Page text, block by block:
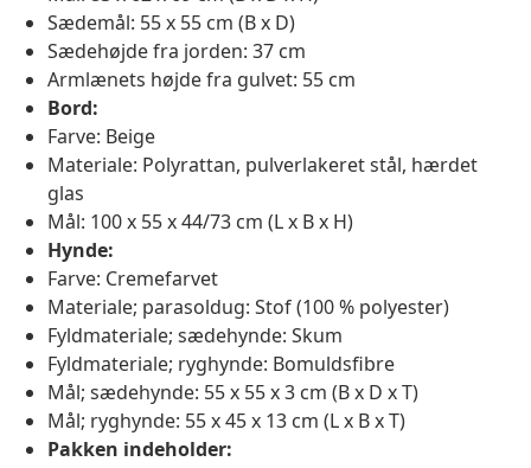
Sædemål: 55 x 55 cm (B x D)
Sædehøjde fra jorden: 37 cm
Armlænets højde fra gulvet: 55 cm
Bord:
Farve: Beige
Materiale: Polyrattan, pulverlakeret stål, hærdet
glas
Mål: 100 x 55 x 44/73 cm (L x B x H)
Hynde:
Farve: Cremefarvet
Materiale; parasoldug: Stof (100 % polyester)
Fyldmateriale; sædehynde: Skum
Fyldmateriale; ryghynde: Bomuldsfibre
Mål; sædehynde: 55 x 55 x 3 cm (B x D x T)
Mål; ryghynde: 55 x 45 x 13 cm (L x B x T)
Pakken indeholder: